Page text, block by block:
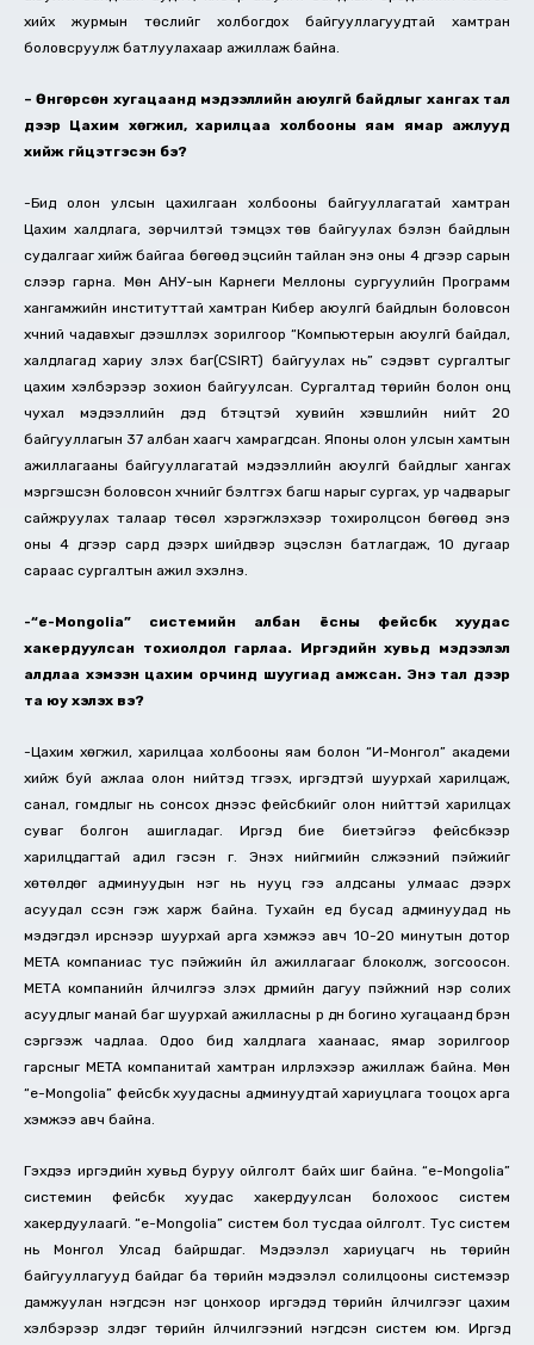
хийх журмын төслийг холбогдох байгууллагуудтай хамтран
боловсруулж батлуулахаар ажиллаж байна.
– Өнгөрсөн хугацаанд мэдээллийн аюулгүй байдлыг хангах тал
дээр Цахим хөгжил, харилцаа холбооны яам ямар ажлууд
хийж гүйцэтгэсэн бэ?
-Бид олон улсын цахилгаан холбооны байгууллагатай хамтран
Цахим халдлага, зөрчилтэй тэмцэх төв байгуулах бэлэн байдлын
судалгааг хийж байгаа бөгөөд эцсийн тайлан энэ оны 4 дүгээр сарын
сүүлээр гарна. Мөн АНУ-ын Карнеги Меллоны сургуулийн Программ
хангамжийн институттай хамтран Кибер аюулгүй байдлын боловсон
хүчний чадавхыг дээшлүүлэх зорилгоор “Компьютерын аюулгүй байдал,
халдлагад хариу үзүүлэх баг(CSIRT) байгуулах нь” сэдэвт сургалтыг
цахим хэлбэрээр зохион байгуулсан. Сургалтад төрийн болон онц
чухал мэдээллийн дэд бүтэцтэй хувийн хэвшлийн нийт 20
байгууллагын 37 албан хаагч хамрагдсан. Японы олон улсын хамтын
ажиллагааны байгууллагатай мэдээллийн аюулгүй байдлыг хангах
мэргэшсэн боловсон хүчнийг бэлтгэх багш нарыг сургах, ур чадварыг
сайжруулах талаар төсөл хэрэгжүүлэхээр тохиролцсон бөгөөд энэ
оны 4 дүгээр сард дээрх шийдвэр эцэслэн батлагдаж, 10 дугаар
сараас сургалтын ажил эхэлнэ.
-“e-Mongolia” системийн албан ёсны фейсбүүк хуудас
хакердуулсан тохиолдол гарлаа. Иргэдийн хувьд мэдээлэл
алдлаа хэмээн цахим орчинд шуугиад амжсан. Энэ тал дээр
та юу хэлэх вэ?
-Цахим хөгжил, харилцаа холбооны яам болон “И-Монгол” академи
хийж буй ажлаа олон нийтэд түгээх, иргэдтэй шуурхай харилцаж,
санал, гомдлыг нь сонсох үүднээс фейсбүүкийг олон нийттэй харилцах
суваг болгон ашигладаг. Иргэд бие биетэйгээ фейсбүүкээр
харилцдагтай адил гэсэн үг. Энэхүү нийгмийн сүлжээний пэйжийг
хөтөлдөг админуудын нэг нь нууц үгээ алдсаны улмаас дээрх
асуудал үүссэн гэж харж байна. Тухайн үед бусад админуудад нь
мэдэгдэл ирснээр шуурхай арга хэмжээ авч 10-20 минутын дотор
META компаниас тус пэйжийн үйл ажиллагааг блоколж, зогсоосон.
МЕТА компанийн үйлчилгээ үзүүлэх дүрмийн дагуу пэйжний нэр солих
асуудлыг манай баг шуурхай ажилласны үр дүн богино хугацаанд бүрэн
сэргээж чадлаа. Одоо бид халдлага хаанаас, ямар зорилгоор
гарсныг META компанитай хамтран илрүүлэхээр ажиллаж байна. Мөн
“e-Mongolia” фейсбүүк хуудасны админуудтай хариуцлага тооцох арга
хэмжээ авч байна.
Гэхдээ иргэдийн хувьд буруу ойлголт байх шиг байна. “e-Mongolia”
системин фейсбүүк хуудас хакердуулсан болохоос систем
хакердуулаагүй. “e-Mongolia” систем бол тусдаа ойлголт. Тус систем
нь Монгол Улсад байршдаг. Мэдээлэл хариуцагч нь төрийн
байгууллагууд байдаг ба төрийн мэдээлэл солилцооны системээр
дамжуулан нэгдсэн нэг цонхоор иргэдэд төрийн үйлчилгээг цахим
хэлбэрээр үзүүлдэг төрийн үйлчилгээний нэгдсэн систем юм. Иргэд